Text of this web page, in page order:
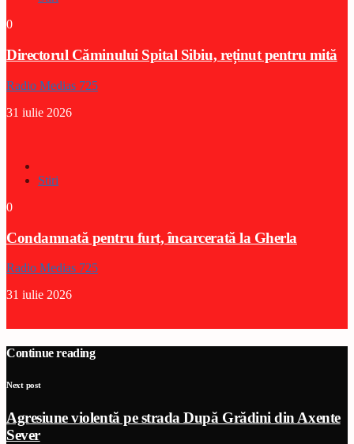
0
Directorul Căminului Spital Sibiu, reținut pentru mită
Radio Medias 725
31 iulie 2026
Stiri
0
Condamnată pentru furt, încarcerată la Gherla
Radio Medias 725
31 iulie 2026
Continue reading
Next post
Agresiune violentă pe strada După Grădini din Axente
Sever